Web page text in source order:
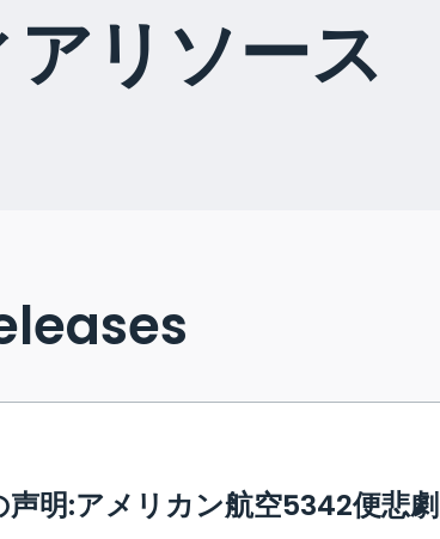
リソース
明:アメリカン航空5342便悲劇